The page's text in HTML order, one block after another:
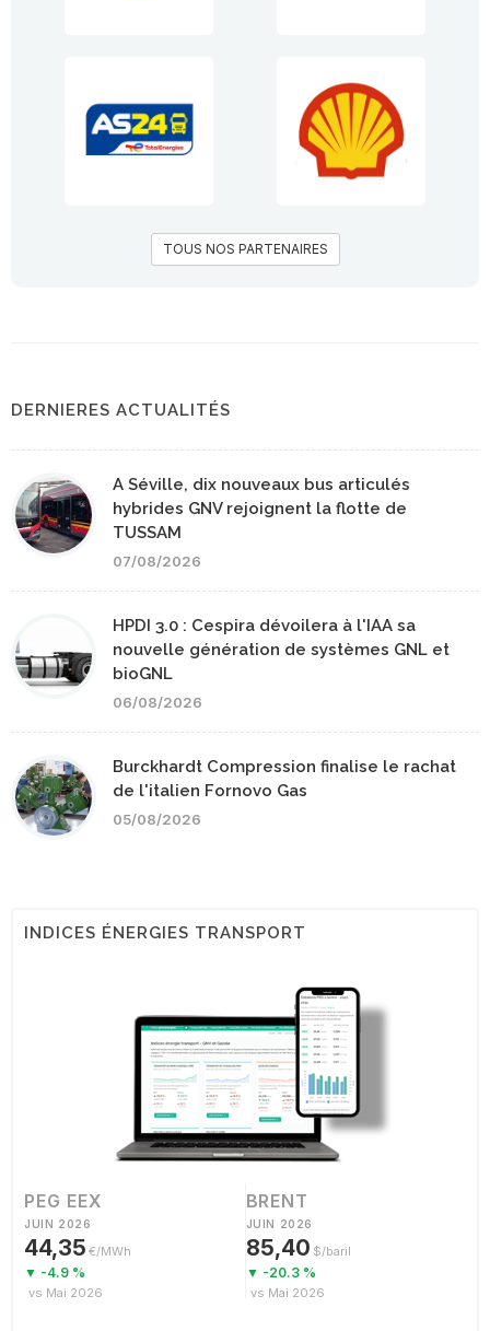
TOUS NOS PARTENAIRES
DERNIERES ACTUALITÉS
A Séville, dix nouveaux bus articulés
hybrides GNV rejoignent la flotte de
TUSSAM
07/08/2026
HPDI 3.0 : Cespira dévoilera à l'IAA sa
nouvelle génération de systèmes GNL et
bioGNL
06/08/2026
Burckhardt Compression finalise le rachat
de l'italien Fornovo Gas
05/08/2026
INDICES ÉNERGIES TRANSPORT
PEG EEX
JUIN 2026
44,35 €/MWh
▼ -4.9 %
vs Mai 2026
BRENT
JUIN 2026
85,40 $/baril
▼ -20.3 %
vs Mai 2026